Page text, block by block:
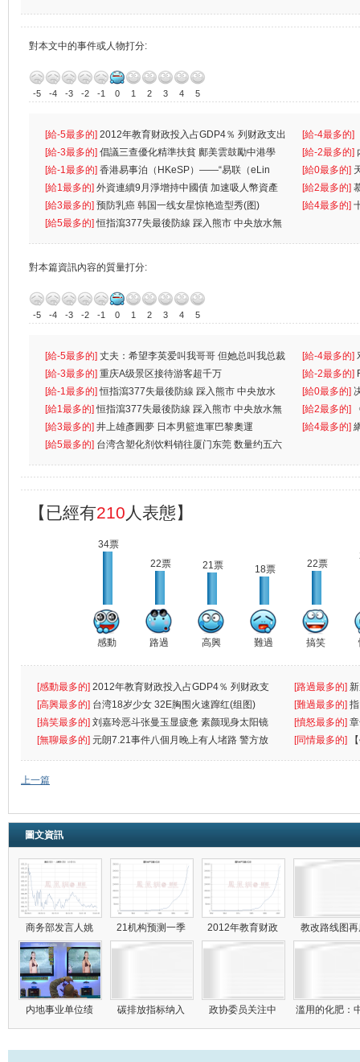
對本文中的事件或人物打分:
-5 -4 -3 -2 -1 0 1 2 3 4 5
[給-5最多的] 2012年教育财政投入占GDP4％ 列财政支出
首位
[給-4最多的]
一
[給-3最多的] 倡議三查優化精準扶貧 鄺美雲鼓勵中港學
生
[給-2最多的]
人
[給-1最多的] 香港易事泊（HKeSP）——“易联（eLin
k）”项目
[給0最多的]
[給1最多的] 外資連續9月淨增持中國債 加速吸人幣資產 [給2最多的]
[給3最多的] 预防乳癌 韩国一线女星惊艳造型秀(图) [給4最多的]
[給5最多的]恒指瀉377失最後防線 踩入熊市 中央放水無
對本篇資訊內容的質量打分:
-5 -4 -3 -2 -1 0 1 2 3 4 5
[給-5最多的] 丈夫：希望李英爱叫我哥哥 但她总叫我总裁
先
[給-4最多的]
离
[給-3最多的] 重庆A级景区接待游客超千万 [給-2最多的]
[給-1最多的]恒指瀉377失最後防線 踩入熊市 中央放水
無
[給0最多的]
[給1最多的]恒指瀉377失最後防線 踩入熊市 中央放水無 [給2最多的]
[給3最多的] 井上雄彥圓夢 日本男籃進軍巴黎奧運 [給4最多的]
[給5最多的] 台湾含塑化剂饮料销往厦门东莞 数量约五六
【已經有210 人表態】
34票
感動
22票
路過
21票
高興
18票
難過
22票
搞笑
[感動最多的] 2012年教育财政投入占GDP4％ 列财政支
出首位
[路過最多的]
[高興最多的] 台湾18岁少女 32E胸围火速蹿红(组图) [難過最多的]
罪
[搞笑最多的] 刘嘉玲恶斗张曼玉显疲惫 素颜现身太阳镜
遮
[憤怒最多的]
[無聊最多的] 元朗7.21事件八個月晚上有人堵路 警方放
催
[同情最多的]
敗
上一篇
圖文資訊
商务部发言人姚 21机构预测一季 2012年教育财政 教改路线图
内地事业单位绩 碳排放指标纳入 政协委员关注中 滥用的化肥：